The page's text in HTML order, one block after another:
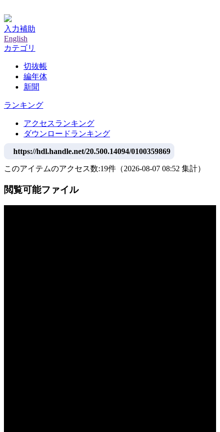
入力補助
English
カテゴリ
切抜帳
編年体
新聞
ランキング
アクセスランキング
ダウンロードランキング
https://hdl.handle.net/20.500.14094/0100359869
このアイテムのアクセス数:19件 （2026-08-07 08:52 集計）
閲覧可能ファイル